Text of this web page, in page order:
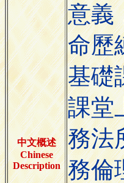
中文概述
Chinese
Description
意義
命歷
基礎
課堂
務法
務倫